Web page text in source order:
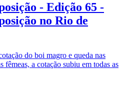
- Edição 65 -
no Rio de
do boi magro e queda nas
fêmeas, a cotação subiu em todas as